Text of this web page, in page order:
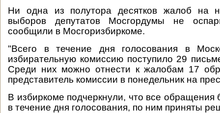
Ни одна из полутора десятков жалоб на
выборов депутатов Мосгордумы не
сообщили в Мосгоризбиркоме.
"Всего в течение дня голосования в
избирательную комиссию поступило 29
Среди них можно отнести к жалобам 17
представитель комиссии в понедельник на
В избиркоме подчеркнули, что все
в течение дня голосования, по ним приняты